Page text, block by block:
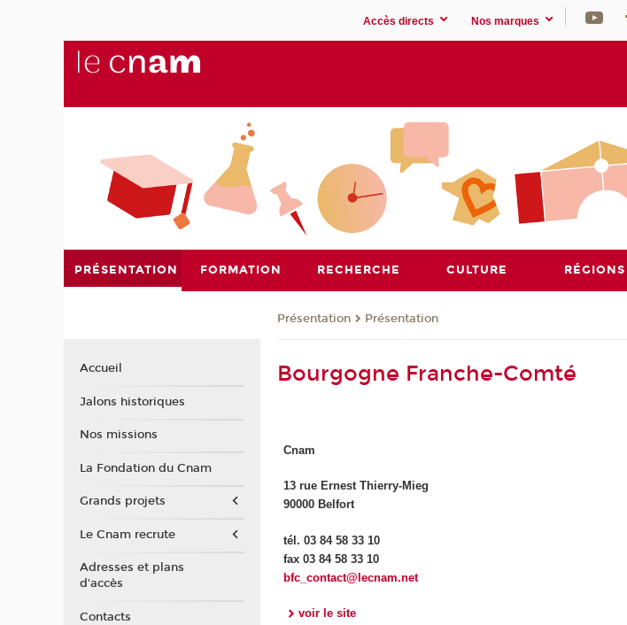
Accès directs Nos marques
PRÉSENTATION FORMATION RECHERCHE CULTURE RÉGIONS
Présentation Présentation
Bourgogne Franche-Comté
Cnam
13 rue Ernest Thierry-Mieg
90000 Belfort
tél. 03 84 58 33 10
fax 03 84 58 33 10
bfc_contact@lecnam.net
voir le site
Accueil
Jalons historiques
Nos missions
La Fondation du Cnam
Grands projets
Le Cnam recrute
Adresses et plans
d'accès
Contacts